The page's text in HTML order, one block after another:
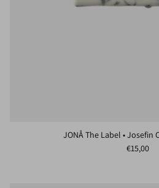
JONÅ The Label • Josefin
Normaler
€15,00